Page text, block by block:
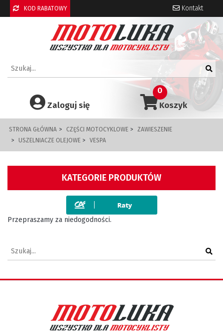
KOD RABATOWY Kontakt
Koszyk
0
Zaloguj się
STRONA GŁÓWNA CZĘŚCI MOTOCYKLOWE
ZAWIESZENIE
USZELNIACZE OLEJOWE
VESPA
KATEGORIE PRODUKTÓW
Przepraszamy za niedogodności.